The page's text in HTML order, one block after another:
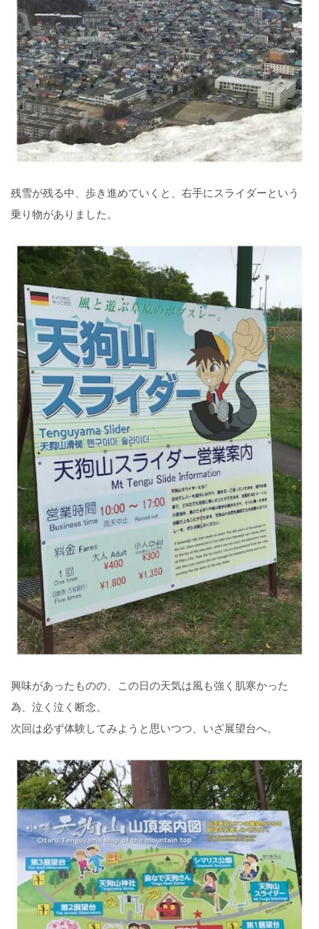
残雪が残る中、歩き進めていくと、右手にスライダーという
乗り物がありました。
興味があったものの、この日の天気は風も強く肌寒かった
為、泣く泣く断念。
次回は必ず体験してみようと思いつつ、いざ展望台へ。